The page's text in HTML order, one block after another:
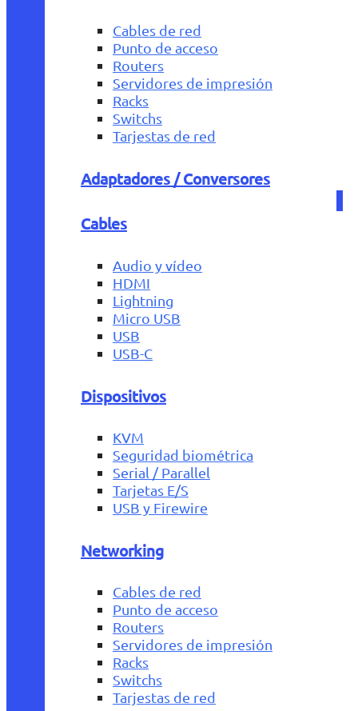
Cables de red
Punto de acceso
Routers
Servidores de impresión
Racks
Switchs
Tarjestas de red
Adaptadores / Conversores
Cables
Audio y vídeo
HDMI
Lightning
Micro USB
USB
USB-C
Dispositivos
KVM
Seguridad biométrica
Serial / Parallel
Tarjetas E/S
USB y Firewire
Networking
Cables de red
Punto de acceso
Routers
Servidores de impresión
Racks
Switchs
Tarjestas de red